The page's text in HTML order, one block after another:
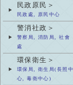
民政原民＞
民政處, 原民中心
警消社政＞
警察局, 消防局, 社會
處
環保衛生＞
環保局, 衛生局(長照中
心, 毒衛中心)